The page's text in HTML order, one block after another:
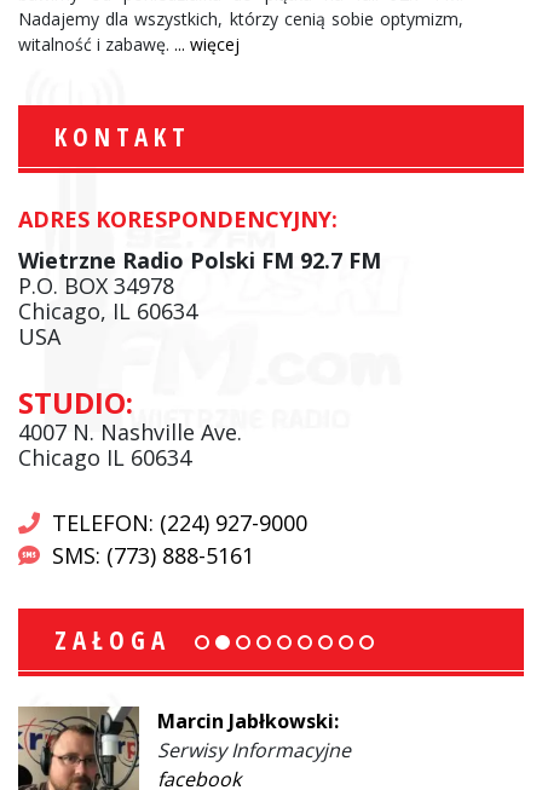
Nadajemy dla wszystkich, którzy cenią sobie optymizm,
witalność i zabawę. ... więcej
KONTAKT
ADRES KORESPONDENCYJNY:
Wietrzne Radio Polski FM 92.7 FM
P.O. BOX 34978
Chicago, IL 60634
USA
STUDIO:
4007 N. Nashville Ave.
Chicago IL 60634
TELEFON: (224) 927-9000
SMS: (773) 888-5161
ZAŁOGA
Marcin Jabłkowski:
Serwisy Informacyjne
facebook